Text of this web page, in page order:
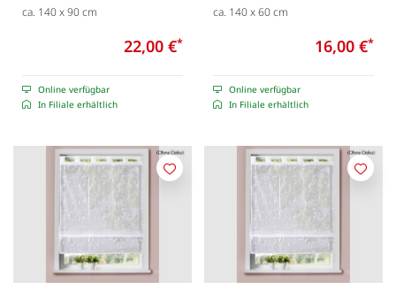
ca. 140 x 90 cm
22,00 €*
Online verfügbar
In Filiale erhältlich
ca. 140 x 60 cm
16,00 €*
Online verfügbar
In Filiale erhältlich
Merken